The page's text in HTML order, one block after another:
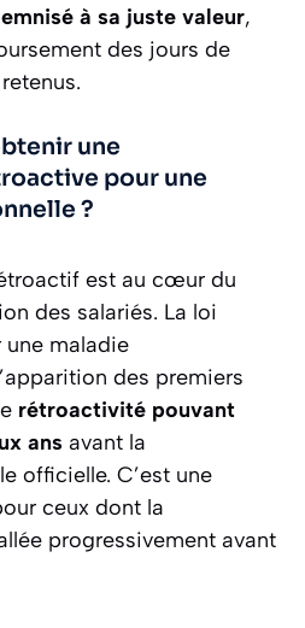
à sa juste valeur,
des jours de
une
pour une
?
est au cœur du
des salariés. La loi
une maladie
des premiers
rétroactivité pouvant
ans avant la
officielle. C’est une
ceux dont la
progressivement avant